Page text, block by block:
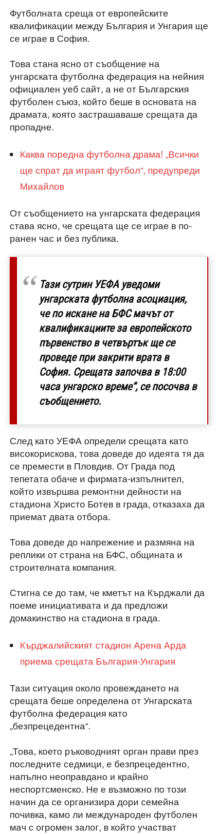
Футболната среща от европейските
квалификации между България и Унгария ще
се играе в София.
Това стана ясно от съобщение на
унгарската футболна федерация на нейния
официален уеб сайт, а не от Българския
футболен съюз, който беше в основата на
драмата, която застрашаваше срещата да
пропадне.
Каква поредна футболна драма! „Всички
ще спрат да играят футбол“, предупреди
Михайлов
От съобщението на унгарската федерация
става ясно, че срещата ще се играе в по-
ранен час и без публика.
Тази сутрин УЕФА уведоми
унгарската футболна асоциация,
че по искане на БФС мачът от
квалификациите за европейското
първенство в четвъртък ще се
проведе при закрити врата в
София. Срещата започва в 18:00
часа унгарско време“, се посочва в
съобщението.
След като УЕФА определи срещата като
високорискова, това доведе до идеята тя да
се премести в Пловдив. От Града под
тепетата обаче и фирмата-изпълнител,
който извършва ремонтни дейности на
стадиона Христо Ботев в града, отказаха да
приемат двата отбора.
Това доведе до напрежение и размяна на
реплики от страна на БФС, общината и
строителната компания.
Стигна се до там, че кметът на Кърджали да
поеме инициативата и да предложи
домакинство на стадиона в града.
Кърджалийският стадион Арена Арда
приема срещата България-Унгария
Тази ситуация около провеждането на
срещата беше определена от Унгарската
футболна федерация като
„безпрецедентна“.
„Това, което ръководният орган прави през
последните седмици, е безпрецедентно,
напълно неоправдано и крайно
неспортсменско. Не е възможно по този
начин да се организира дори семейна
почивка, камо ли международен футболен
мач с огромен залог, в който участват